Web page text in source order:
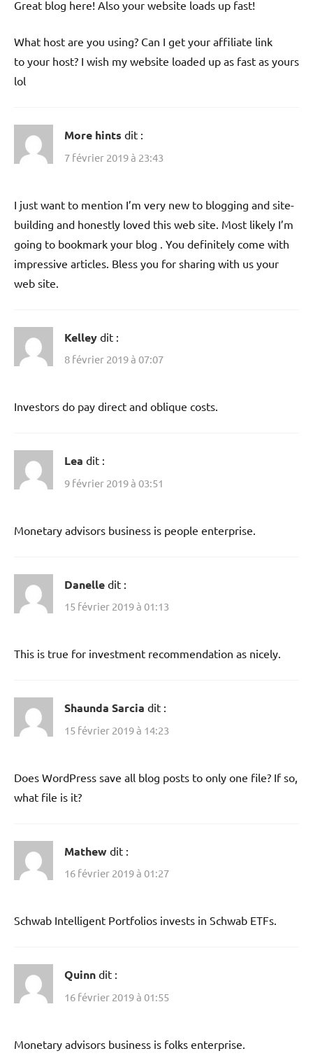
Great blog here! Also your website loads up fast!
What host are you using? Can I get your affiliate link
to your host? I wish my website loaded up as fast as yours
lol
More hints dit :
7 février 2019 à 23:43
I just want to mention I’m very new to blogging and site-
building and honestly loved this web site. Most likely I’m
going to bookmark your blog . You definitely come with
impressive articles. Bless you for sharing with us your
web site.
Kelley dit :
8 février 2019 à 07:07
Investors do pay direct and oblique costs.
Lea dit :
9 février 2019 à 03:51
Monetary advisors business is people enterprise.
Danelle dit :
15 février 2019 à 01:13
This is true for investment recommendation as nicely.
Shaunda Sarcia dit :
15 février 2019 à 14:23
Does WordPress save all blog posts to only one file? If so,
what file is it?
Mathew dit :
16 février 2019 à 01:27
Schwab Intelligent Portfolios invests in Schwab ETFs.
Quinn dit :
16 février 2019 à 01:55
Monetary advisors business is folks enterprise.